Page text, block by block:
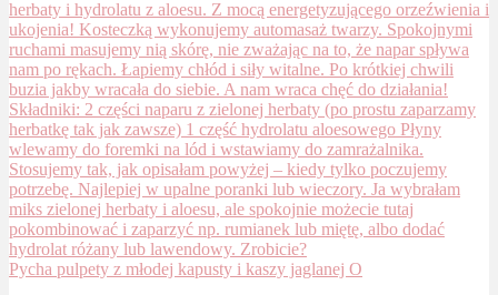
Pycha pulpety z młodej kapusty i kaszy jaglanej O